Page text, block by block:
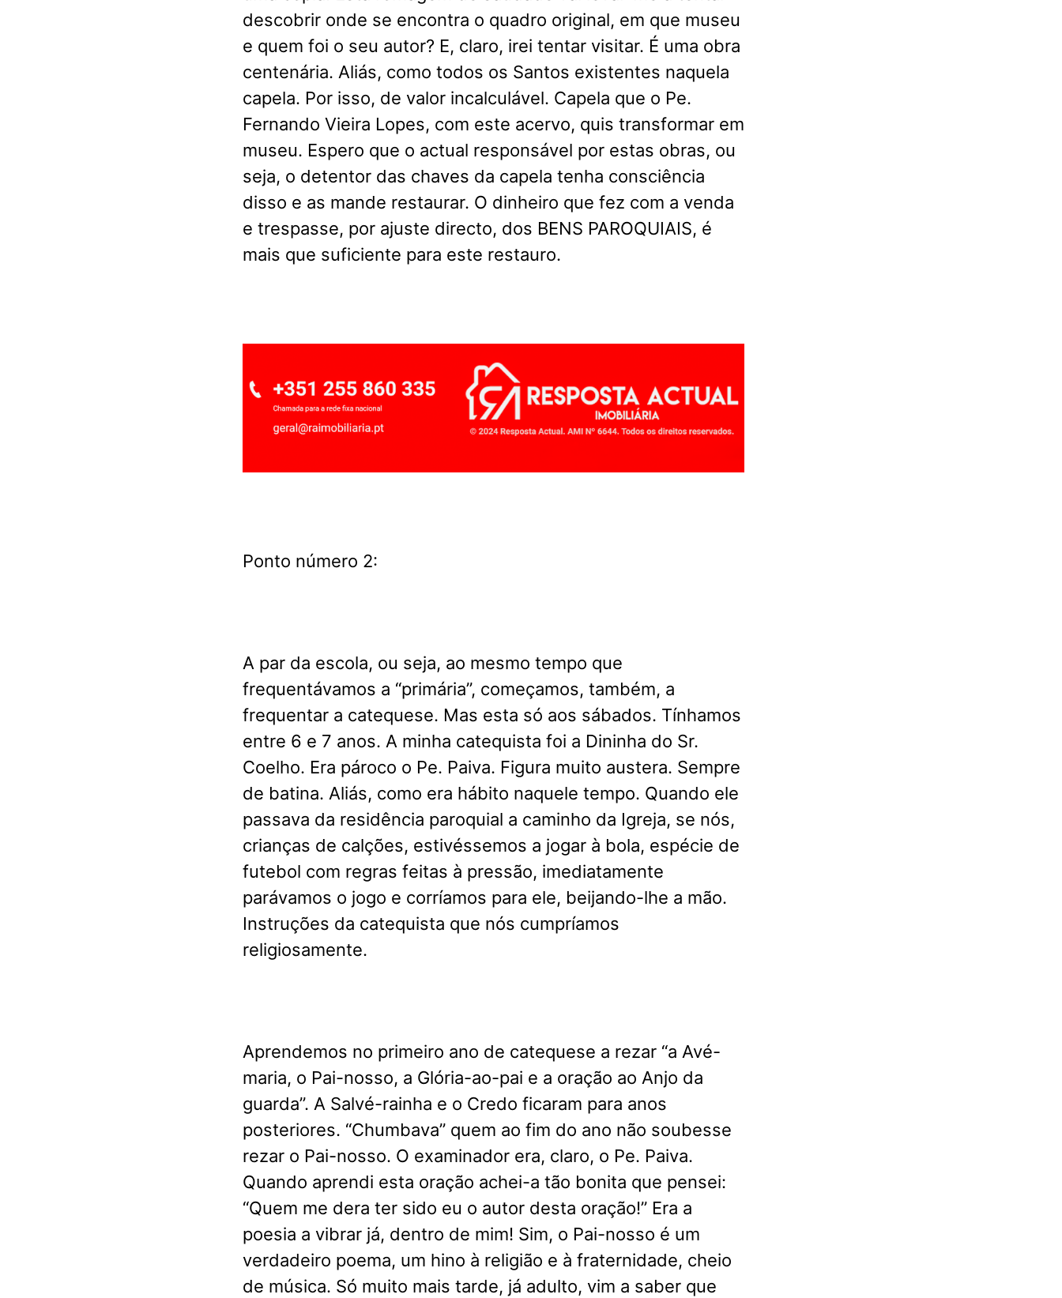
descobrir onde se encontra o quadro original, em que museu
e quem foi o seu autor? E, claro, irei tentar visitar. É uma obra
centenária. Aliás, como todos os Santos existentes naquela
capela. Por isso, de valor incalculável. Capela que o Pe.
Fernando Vieira Lopes, com este acervo, quis transformar em
museu. Espero que o actual responsável por estas obras, ou
seja, o detentor das chaves da capela tenha consciência
disso e as mande restaurar. O dinheiro que fez com a venda
e trespasse, por ajuste directo, dos BENS PAROQUIAIS, é
mais que suficiente para este restauro.
Ponto número 2:
A par da escola, ou seja, ao mesmo tempo que
frequentávamos a “primária”, começamos, também, a
frequentar a catequese. Mas esta só aos sábados. Tínhamos
entre 6 e 7 anos. A minha catequista foi a Dininha do Sr.
Coelho. Era pároco o Pe. Paiva. Figura muito austera. Sempre
de batina. Aliás, como era hábito naquele tempo. Quando ele
passava da residência paroquial a caminho da Igreja, se nós,
crianças de calções, estivéssemos a jogar à bola, espécie de
futebol com regras feitas à pressão, imediatamente
parávamos o jogo e corríamos para ele, beijando-lhe a mão.
Instruções da catequista que nós cumpríamos
religiosamente.
Aprendemos no primeiro ano de catequese a rezar “a Avé-
maria, o Pai-nosso, a Glória-ao-pai e a oração ao Anjo da
guarda”. A Salvé-rainha e o Credo ficaram para anos
posteriores. “Chumbava” quem ao fim do ano não soubesse
rezar o Pai-nosso. O examinador era, claro, o Pe. Paiva.
Quando aprendi esta oração achei-a tão bonita que pensei:
“Quem me dera ter sido eu o autor desta oração!” Era a
poesia a vibrar já, dentro de mim! Sim, o Pai-nosso é um
verdadeiro poema, um hino à religião e à fraternidade, cheio
de música. Só muito mais tarde, já adulto, vim a saber que